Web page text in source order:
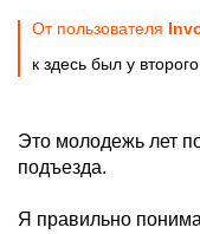
От пользователя
к здесь был у
Это молодежь лет
подъезда.
Я правильно